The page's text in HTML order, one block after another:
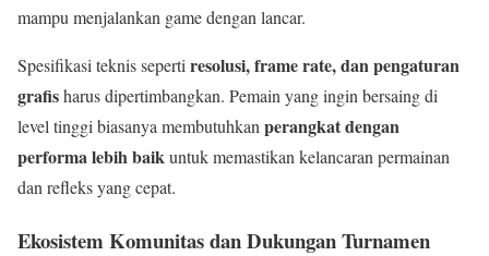
mampu menjalankan game dengan lancar.
Spesifikasi teknis seperti resolusi, frame rate, dan pengaturan
grafisharus dipertimbangkan. Pemain yang ingin bersaing di
level tinggi biasanya membutuhkan perangkat dengan
performa lebih baikuntuk memastikan kelancaran permainan
dan refleks yang cepat.
Ekosistem Komunitas dan Dukungan Turnamen